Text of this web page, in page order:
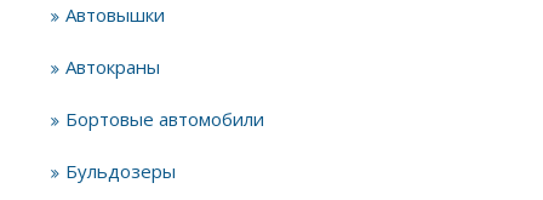
Автовышки
Автокраны
Бортовые автомобили
Бульдозеры